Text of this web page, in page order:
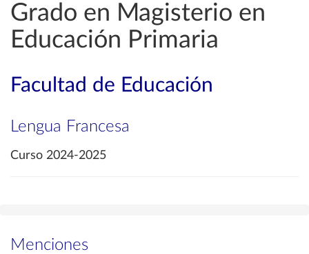
Grado en Magisterio en
Educación Primaria
Facultad de Educación
Lengua Francesa
Curso 2024-2025
Menciones